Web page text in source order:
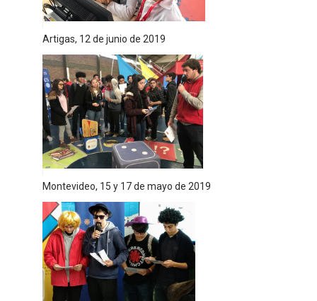
Artigas, 12 de junio de 2019
Montevideo, 15 y 17 de mayo de 2019